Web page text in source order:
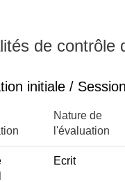
de contrôle
initiale /
Nature de
l'évaluation
Ecrit